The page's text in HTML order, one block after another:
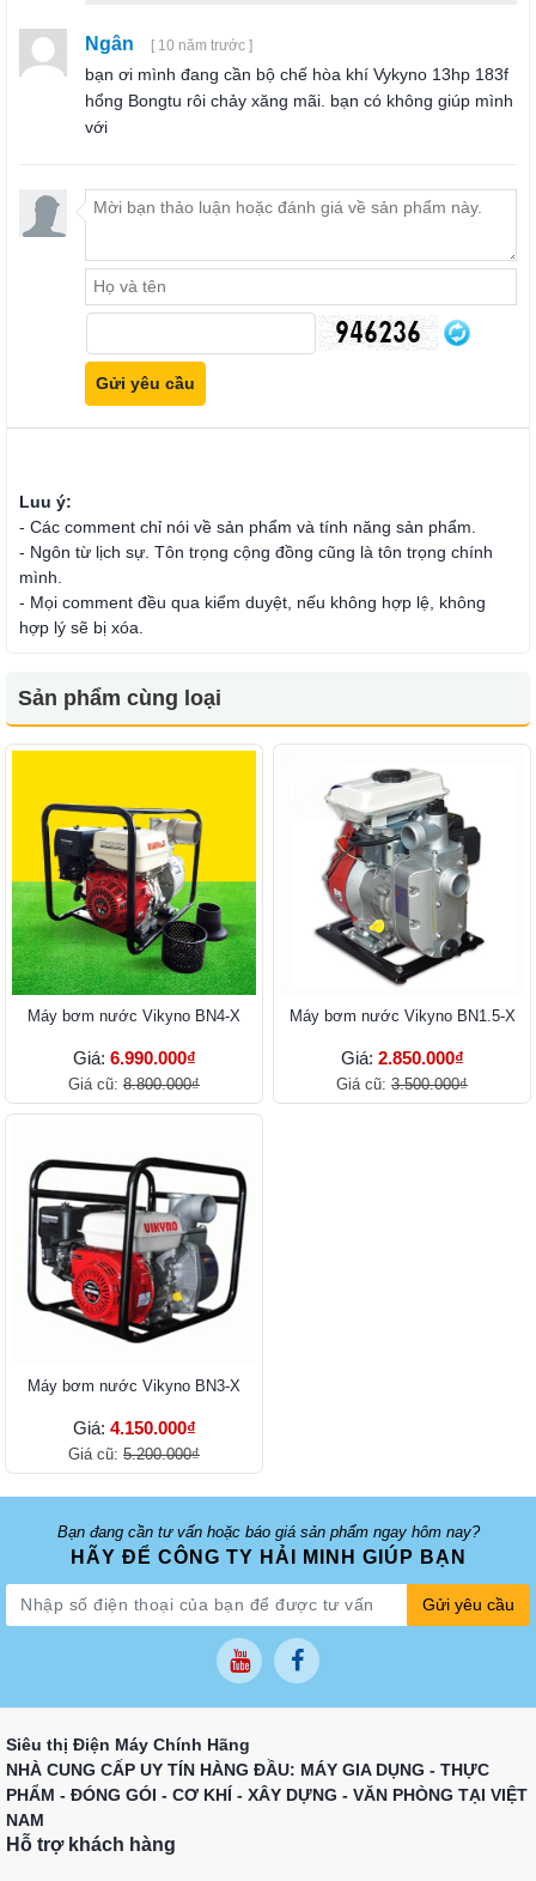
Ngân [ 10 năm trước ]
bạn ơi mình đang cần bộ chế hòa khí Vykyno 13hp 183f
hổng Bongtu rôi chảy xăng mãi. bạn có không giúp mình
với
Luu ý:
- Các comment chỉ nói về sản phẩm và tính năng sản phẩm.
- Ngôn từ lịch sự. Tôn trọng cộng đồng cũng là tôn trọng chính
mình.
- Mọi comment đều qua kiểm duyệt, nếu không hợp lệ, không
hợp lý sẽ bị xóa.
Sản phẩm cùng loại
Máy bơm nước Vikyno BN4-X
Giá: 6.990.000₫
Giá cũ: 8.800.000₫
Máy bơm nước Vikyno BN1.5-X
Giá: 2.850.000₫
Giá cũ: 3.500.000₫
Máy bơm nước Vikyno BN3-X
Giá: 4.150.000₫
Giá cũ: 5.200.000₫
Bạn đang cần tư vấn hoặc báo giá sản phẩm ngay hôm nay?
HÃY ĐỂ CÔNG TY HẢI MINH GIÚP BẠN
Gửi yêu cầu
Siêu thị Điện Máy Chính Hãng
NHÀ CUNG CẤP UY TÍN HÀNG ĐẦU: MÁY GIA DỤNG - THỰC
PHẨM - ĐÓNG GÓI - CƠ KHÍ - XÂY DỰNG - VĂN PHÒNG TẠI VIỆT
NAM
Hỗ trợ khách hàng